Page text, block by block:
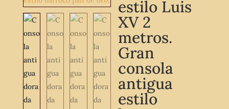
estilo Luis
XV 2
metros.
Gran
consola
antigua
estilo